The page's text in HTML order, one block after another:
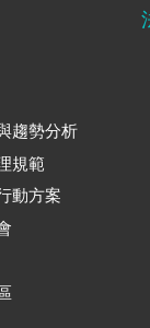
趨勢分析
規範
動方案